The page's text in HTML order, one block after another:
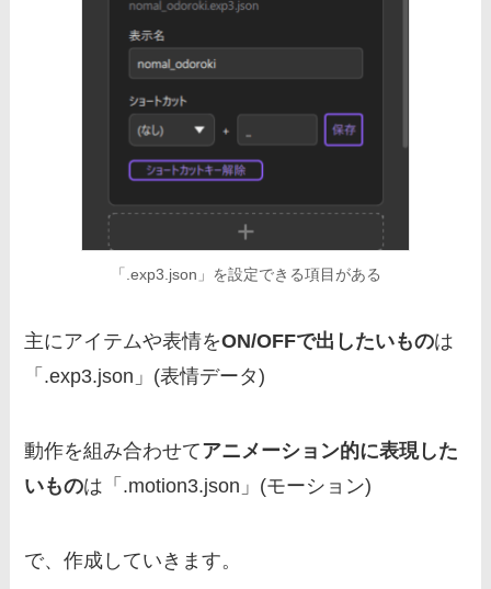
「.exp3.json」を設定できる項目がある
主にアイテムや表情をON/OFFで出したいものは
「.exp3.json」(表情データ)
動作を組み合わせてアニメーション的に表現した
いものは「.motion3.json」(モーション)
で、作成していきます。